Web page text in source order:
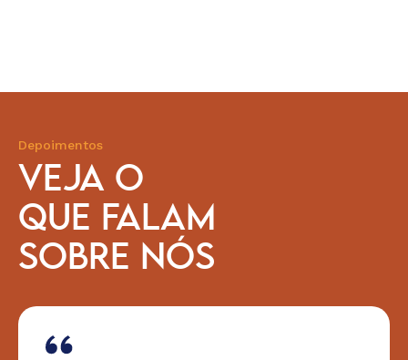
Depoimentos
VEJA O
QUE FALAM
SOBRE NÓS